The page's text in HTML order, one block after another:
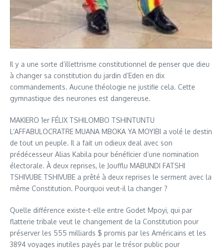
Il y a une sorte d’illettrisme constitutionnel de penser que dieu
à changer sa constitution du jardin d’Eden en dix
commandements. Aucune théologie ne justifie cela. Cette
gymnastique des neurones est dangereuse.
MAKIERO 1er FÉLIX TSHILOMBO TSHINTUNTU
L’AFFABULOCRATRE MUANA MBOKA YA MOYIBI a volé le destin
de tout un peuple. Il a fait un odieux deal avec son
prédécesseur Alias Kabila pour bénéficier d’une nomination
électorale. À deux reprises, le Joufflu MABUNDI FATSHI
TSHIVUBE TSHIVUBE a prêté à deux reprises le serment avec la
même Constitution. Pourquoi veut-il la changer ?
Quelle différence existe-t-elle entre Godet Mpoyi, qui par
flatterie tribale veut le changement de la Constitution pour
préserver les 555 milliards $ promis par les Américains et les
3894 voyages inutiles payés par le trésor public pour